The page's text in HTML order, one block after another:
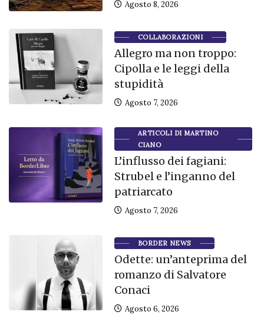
Agosto 8, 2026
COLLABORAZIONI
Allegro ma non troppo:
Cipolla e le leggi della
stupidità
Agosto 7, 2026
ARTICOLI DI MARTINO
CIANO
L’influsso dei fagiani:
Strubel e l’inganno del
patriarcato
Agosto 7, 2026
BORDER NEWS
Odette: un’anteprima del
romanzo di Salvatore
Conaci
Agosto 6, 2026